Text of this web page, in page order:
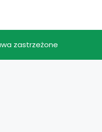
zastrzeżone